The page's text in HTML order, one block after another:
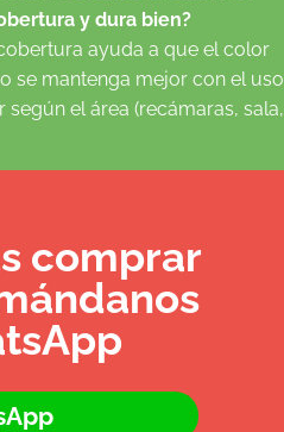
y dura bien?
ayuda a que el color
se mantenga mejor con el uso
el área (recámaras, sala,
comprar